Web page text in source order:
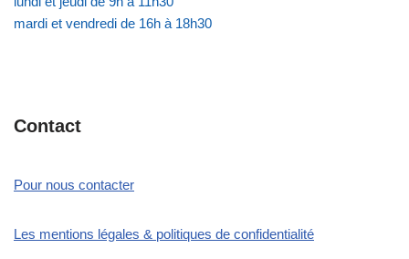
mardi et vendredi de 16h à 18h30
Contact
Pour nous contacter
Les mentions légales & politiques de confidentialité